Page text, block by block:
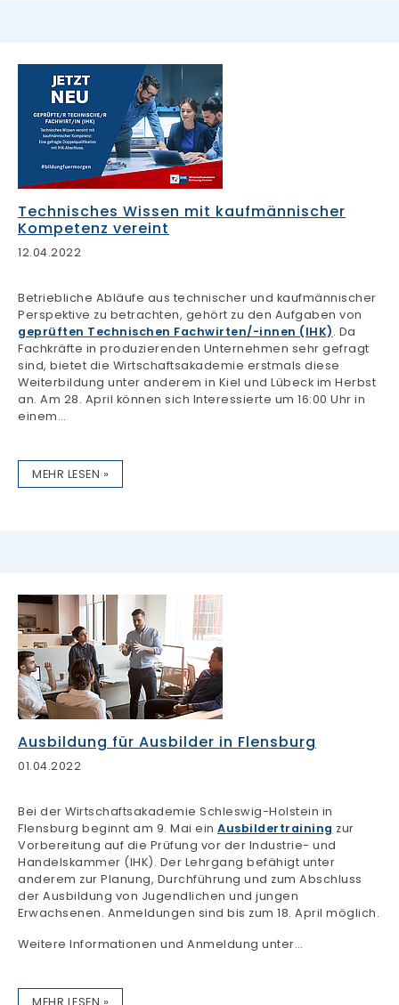
Technisches Wissen mit kaufmännischer
Kompetenz vereint
12.04.2022
Betriebliche Abläufe aus technischer und kaufmännischer
Perspektive zu betrachten, gehört zu den Aufgaben von
geprüften Technischen Fachwirten/-innen (IHK). Da
Fachkräfte in produzierenden Unternehmen sehr gefragt
sind, bietet die Wirtschaftsakademie erstmals diese
Weiterbildung unter anderem in Kiel und Lübeck im Herbst
an. Am 28. April können sich Interessierte um 16:00 Uhr in
einem…
MEHR LESEN »
Ausbildung für Ausbilder in Flensburg
01.04.2022
Bei der Wirtschaftsakademie Schleswig-Holstein in
Flensburg beginnt am 9. Mai ein Ausbildertraining zur
Vorbereitung auf die Prüfung vor der Industrie- und
Handelskammer (IHK). Der Lehrgang befähigt unter
anderem zur Planung, Durchführung und zum Abschluss
der Ausbildung von Jugendlichen und jungen
Erwachsenen. Anmeldungen sind bis zum 18. April möglich.
Weitere Informationen und Anmeldung unter…
MEHR LESEN »